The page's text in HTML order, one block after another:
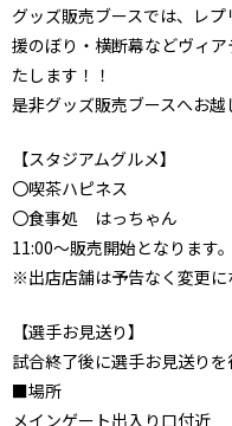
グッズ販売ブースでは、レ
援のぼり・横断幕などヴィ
たします！！
是非グッズ販売ブースへお越
【スタジアムグルメ】
〇喫茶ハピネス
〇食事処 はっちゃん
11:00～販売開始となります。
※出店店舗は予告なく変更に
【選手お見送り】
試合終了後に選手お見送りを
■場所
メインゲート出入り口付近